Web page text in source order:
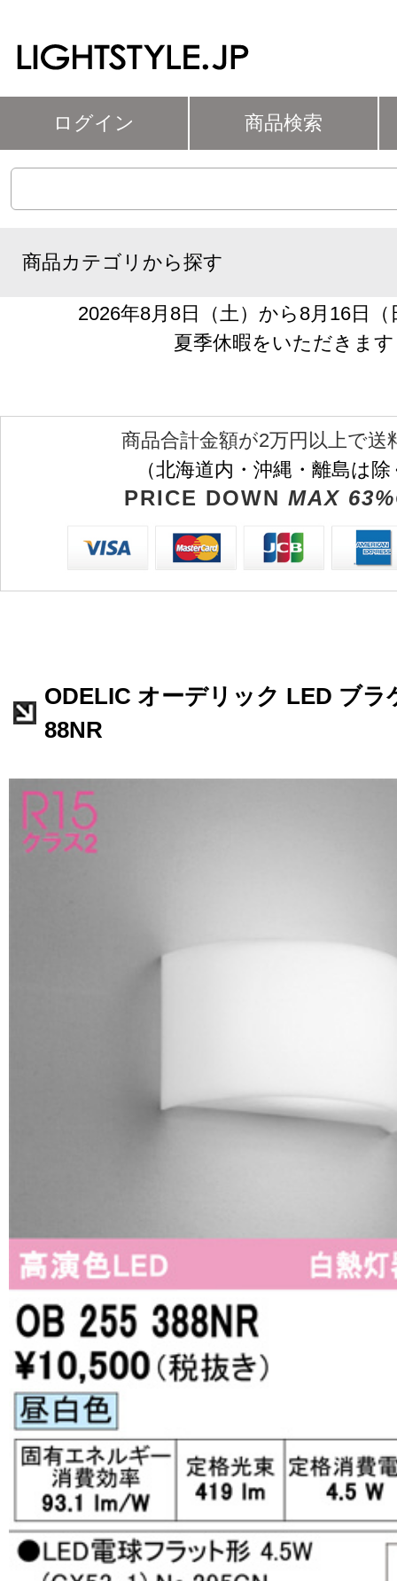
ログイン 商品検索
商品カテゴリから探す
2026年8月8日（土）から8月16日
夏季休暇をいただきます
商品合計金額が2万円以上で送
（北海道内・沖縄・離島は
PRICE DOWN MAX
ODELIC オーデリック LED ブラ
88NR